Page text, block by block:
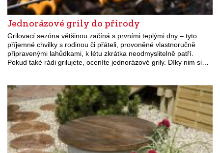
Jednorázové grily do přírody
Grilovací sezóna většinou začíná s prvními teplými dny – tyto
příjemné chvilky s rodinou či přáteli, provoněné vlastnoručně
připravenými lahůdkami, k létu zkrátka neodmyslitelně patří.
Pokud také rádi grilujete, oceníte jednorázové grily. Díky nim si…